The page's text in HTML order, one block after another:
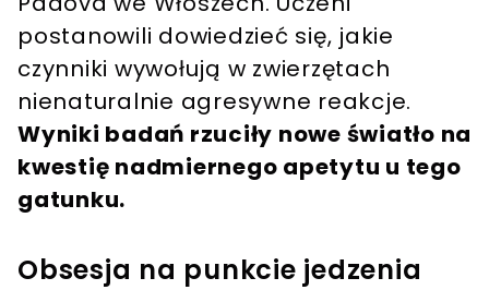
postanowili dowiedzieć się, jakie
czynniki wywołują w zwierzętach
nienaturalnie agresywne reakcje.
Wyniki badań rzuciły nowe światło na
kwestię nadmiernego apetytu u tego
gatunku.
Obsesja na punkcie jedzenia